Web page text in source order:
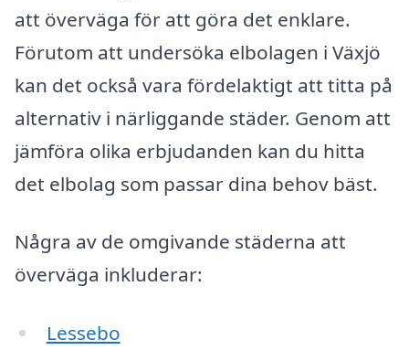
att överväga för att göra det enklare.
Förutom att undersöka elbolagen i Växjö
kan det också vara fördelaktigt att titta på
alternativ i närliggande städer. Genom att
jämföra olika erbjudanden kan du hitta
det elbolag som passar dina behov bäst.
Några av de omgivande städerna att
överväga inkluderar:
Lessebo